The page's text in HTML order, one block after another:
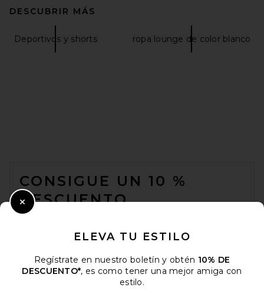
DESCUBRIR MÁS
Deportivos y shorts ropa lounge de color blanco
CONSIGUE UN 10 %
DESCUENTO
electrónico. Puede retirarse en cualquier momento.
Email Address
ELEVA TU ESTILO
Regístrate en nuestro boletín y obtén 10% DE
DESCUENTO*, es como tener una mejor amiga con
estilo.
Close Modal